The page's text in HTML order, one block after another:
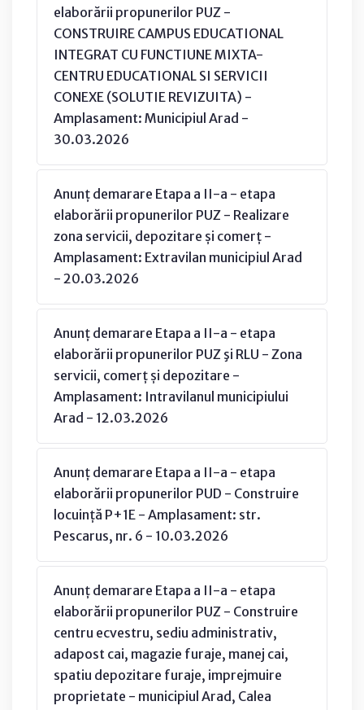
elaborării propunerilor PUZ -
CONSTRUIRE CAMPUS EDUCATIONAL
INTEGRAT CU FUNCTIUNE MIXTA-
CENTRU EDUCATIONAL SI SERVICII
CONEXE (SOLUTIE REVIZUITA) -
Amplasament: Municipiul Arad -
30.03.2026
Anunț demarare Etapa a II-a - etapa
elaborării propunerilor PUZ - Realizare
zona servicii, depozitare și comerț -
Amplasament: Extravilan municipiul Arad
- 20.03.2026
Anunț demarare Etapa a II-a - etapa
elaborării propunerilor PUZ şi RLU - Zona
servicii, comerț și depozitare -
Amplasament: Intravilanul municipiului
Arad - 12.03.2026
Anunț demarare Etapa a II-a - etapa
elaborării propunerilor PUD - Construire
locuință P+1E - Amplasament: str.
Pescarus, nr. 6 - 10.03.2026
Anunț demarare Etapa a II-a - etapa
elaborării propunerilor PUZ - Construire
centru ecvestru, sediu administrativ,
adapost cai, magazie furaje, manej cai,
spatiu depozitare furaje, imprejmuire
proprietate - municipiul Arad, Calea